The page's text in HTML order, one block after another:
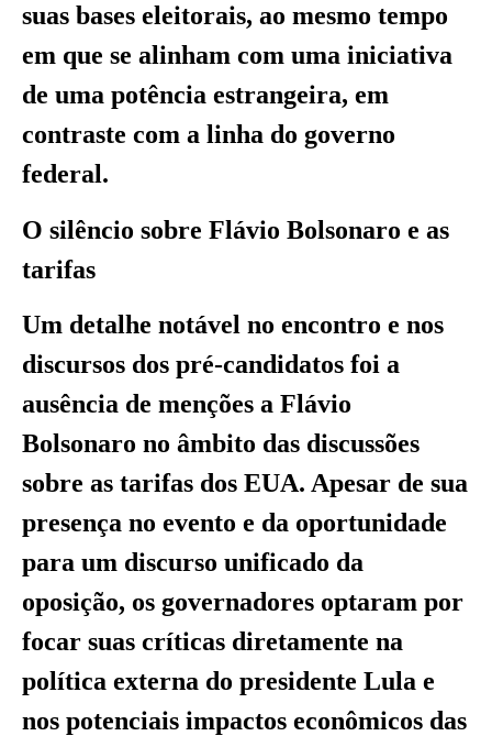
suas bases eleitorais, ao mesmo tempo
em que se alinham com uma iniciativa
de uma potência estrangeira, em
contraste com a linha do governo
federal.
O silêncio sobre Flávio Bolsonaro e as
tarifas
Um detalhe notável no encontro e nos
discursos dos pré-candidatos foi a
ausência de menções a Flávio
Bolsonaro no âmbito das discussões
sobre as tarifas dos EUA. Apesar de sua
presença no evento e da oportunidade
para um discurso unificado da
oposição, os governadores optaram por
focar suas críticas diretamente na
política externa do presidente Lula e
nos potenciais impactos econômicos das